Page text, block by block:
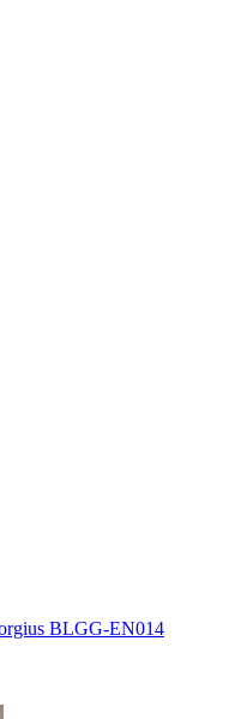
BLGG-EN014